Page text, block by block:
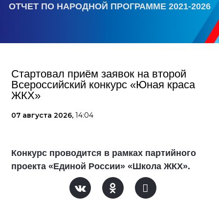
ОТЧЕТ ПО НАРОДНОЙ ПРОГРАММЕ 2021-2026
Стартовал приём заявок на второй
Всероссийский конкурс «Юная краса
ЖКХ»
07 августа 2026, 14:04
Конкурс проводится в рамках партийного
проекта «Единой России» «Школа ЖКХ».